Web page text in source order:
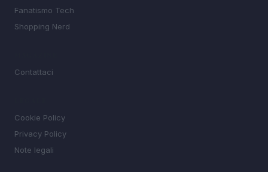
Fanatismo Tech
Shopping Nerd
Contattaci
Cookie Policy
Privacy Policy
Note legali